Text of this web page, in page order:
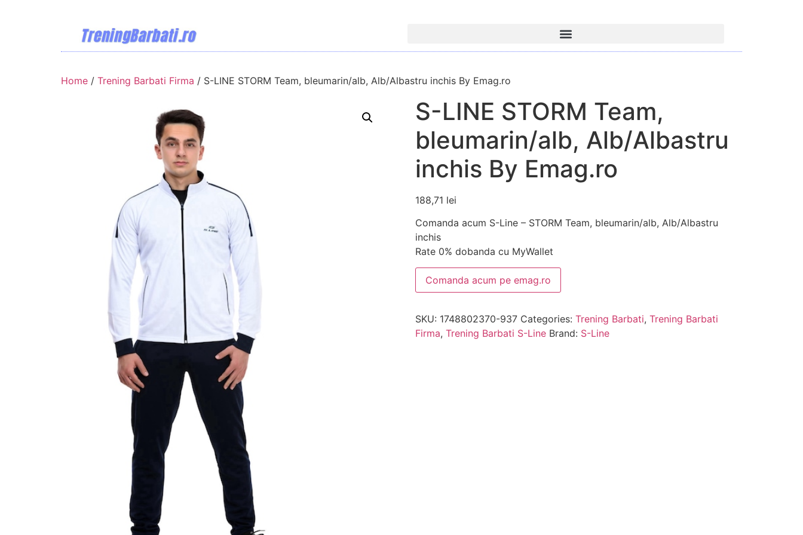
Home / Trening Barbati Firma / S-LINE STORM Team, bleumarin/alb, Alb/Albastru inchis By Emag.ro
S-LINE STORM Team,
bleumarin/alb, Alb/Albastru
inchis By Emag.ro
188,71 lei
Comanda acum S-Line – STORM Team, bleumarin/alb, Alb/Albastru
inchis
Rate 0% dobanda cu MyWallet
Comanda acum pe emag.ro
SKU: 1748802370-937 Categories: Trening Barbati, Trening Barbati
Firma, Trening Barbati S-Line Brand: S-Line